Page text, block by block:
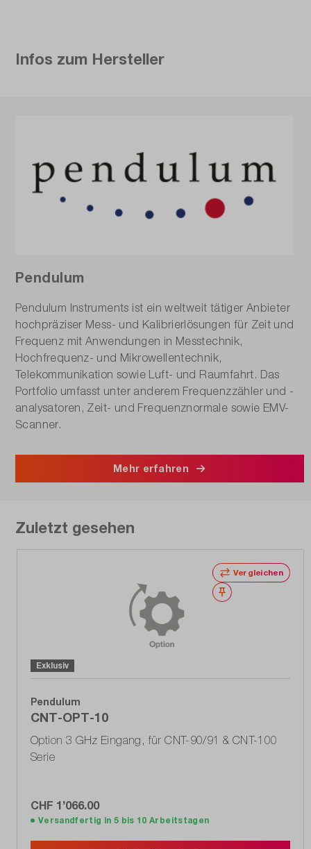
Infos zum Hersteller
Pendulum
Pendulum Instruments ist ein weltweit tätiger Anbieter
hochpräziser Mess- und Kalibrierlösungen für Zeit und
Frequenz mit Anwendungen in Messtechnik,
Hochfrequenz- und Mikrowellentechnik,
Telekommunikation sowie Luft- und Raumfahrt. Das
Portfolio umfasst unter anderem Frequenzzähler und -
analysatoren, Zeit- und Frequenznormale sowie EMV-
Scanner.
Mehr erfahren
Zuletzt gesehen
Vergleichen
Merken
Exklusiv
Pendulum
CNT-OPT-10
Option 3 GHz Eingang, für CNT-90/91 & CNT-100
Serie
CHF 1’066.00
Versandfertig in 5 bis 10 Arbeitstagen